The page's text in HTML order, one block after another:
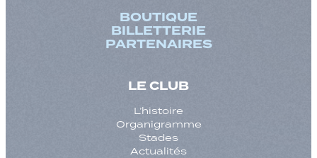
BOUTIQUE
BILLETTERIE
PARTENAIRES
LE CLUB
L’histoire
Organigramme
Stades
Actualités